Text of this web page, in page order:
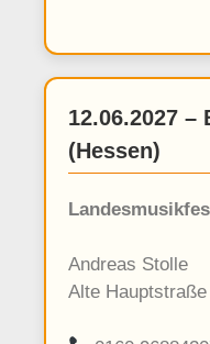
12.06.2027 –
(Hessen)
Andreas Stolle
Alte